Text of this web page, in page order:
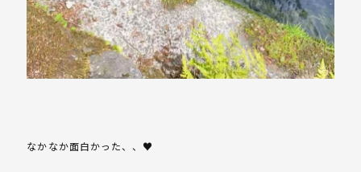
なかなか面白かった、、♥️